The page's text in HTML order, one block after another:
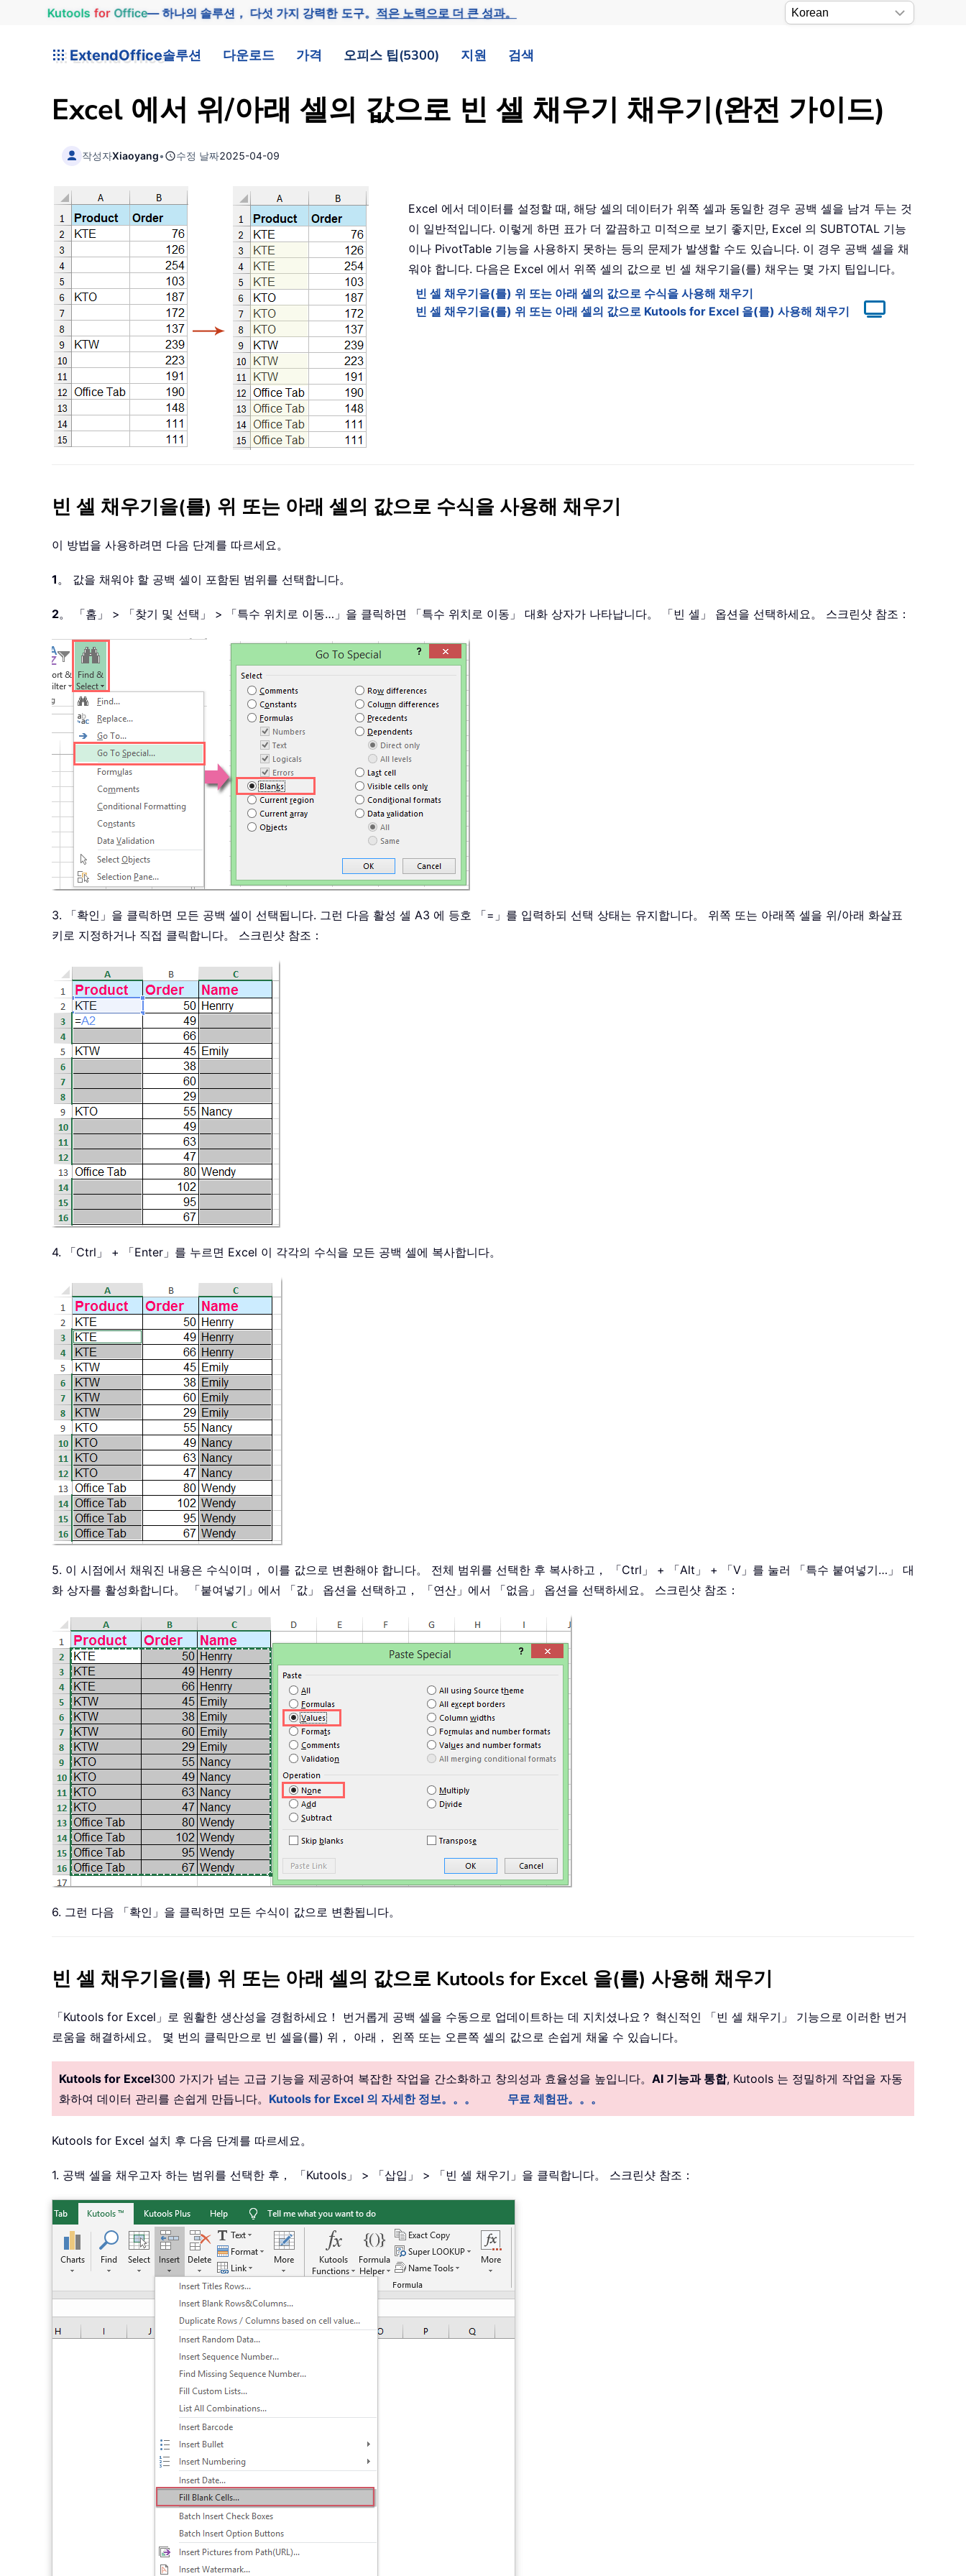
Kutools for Office— 하나의 솔루션， 다섯 가지 강력한 도구。 적은 노력으로 더 큰 성과。
ExtendOffice솔루션 다운로드 가격 오피스 팁(5300) 지원 검색
Excel 에서 위/아래 셀의 값으로 빈 셀 채우기 채우기(완전 가이드)
작성자Xiaoyang• 수정 날짜2025-04-09
Excel 에서 데이터를 설정할 때, 해당 셀의 데이터가 위쪽 셀과 동일한 경우 공백 셀을 남겨 두는 것
이 일반적입니다. 이렇게 하면 표가 더 깔끔하고 미적으로 보기 좋지만, Excel 의 SUBTOTAL 기능
이나 PivotTable 기능을 사용하지 못하는 등의 문제가 발생할 수도 있습니다. 이 경우 공백 셀을 채
워야 합니다. 다음은 Excel 에서 위쪽 셀의 값으로 빈 셀 채우기을(를) 채우는 몇 가지 팁입니다。
빈 셀 채우기을(를) 위 또는 아래 셀의 값으로 수식을 사용해 채우기
빈 셀 채우기을(를) 위 또는 아래 셀의 값으로 Kutools for Excel 을(를) 사용해 채우기
빈 셀 채우기을(를) 위 또는 아래 셀의 값으로 수식을 사용해 채우기
이 방법을 사용하려면 다음 단계를 따르세요。
1。 값을 채워야 할 공백 셀이 포함된 범위를 선택합니다。
2。 「홈」 > 「찾기 및 선택」 > 「특수 위치로 이동…」을 클릭하면 「특수 위치로 이동」 대화 상자가 나타납니다。 「빈 셀」 옵션을 선택하세요。 스크린샷 참조：
3. 「확인」을 클릭하면 모든 공백 셀이 선택됩니다. 그런 다음 활성 셀 A3 에 등호 「=」를 입력하되 선택 상태는 유지합니다。 위쪽 또는 아래쪽 셀을 위/아래 화살표
키로 지정하거나 직접 클릭합니다。 스크린샷 참조：
4. 「Ctrl」 + 「Enter」를 누르면 Excel 이 각각의 수식을 모든 공백 셀에 복사합니다。
5. 이 시점에서 채워진 내용은 수식이며， 이를 값으로 변환해야 합니다。 전체 범위를 선택한 후 복사하고， 「Ctrl」 + 「Alt」 + 「V」를 눌러 「특수 붙여넣기…」 대
화 상자를 활성화합니다。 「붙여넣기」에서 「값」 옵션을 선택하고， 「연산」에서 「없음」 옵션을 선택하세요。 스크린샷 참조：
6. 그런 다음 「확인」을 클릭하면 모든 수식이 값으로 변환됩니다。
빈 셀 채우기을(를) 위 또는 아래 셀의 값으로 Kutools for Excel 을(를) 사용해 채우기
「Kutools for Excel」로 원활한 생산성을 경험하세요！ 번거롭게 공백 셀을 수동으로 업데이트하는 데 지치셨나요？ 혁신적인 「빈 셀 채우기」 기능으로 이러한 번거
로움을 해결하세요。 몇 번의 클릭만으로 빈 셀을(를) 위， 아래， 왼쪽 또는 오른쪽 셀의 값으로 손쉽게 채울 수 있습니다。
Kutools for Excel300 가지가 넘는 고급 기능을 제공하여 복잡한 작업을 간소화하고 창의성과 효율성을 높입니다。 AI 기능과 통합, Kutools 는 정밀하게 작업을 자동
화하여 데이터 관리를 손쉽게 만듭니다。 Kutools for Excel 의 자세한 정보。。。 무료 체험판。。。
Kutools for Excel 설치 후 다음 단계를 따르세요。
1. 공백 셀을 채우고자 하는 범위를 선택한 후， 「Kutools」 > 「삽입」 > 「빈 셀 채우기」을 클릭합니다。 스크린샷 참조：